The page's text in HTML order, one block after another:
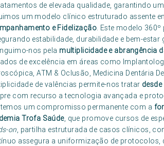
de elevada qualidade, garantindo
um modelo clínico estruturado assente
e Fidelização. Este modelo
estabilidade, durabilidade e bem-estar
nos pela multiplicidade e abrangência
de excelência em áreas como
ATM & Oclusão, Medicina Dentária
de valências permite-nos tratar
com recurso a tecnologia avançada e
um compromisso permanente com a
Trofa Saúde, que promove cursos de
on, partilha estruturada de casos clínicos,
assegura a uniformização de protocolos,